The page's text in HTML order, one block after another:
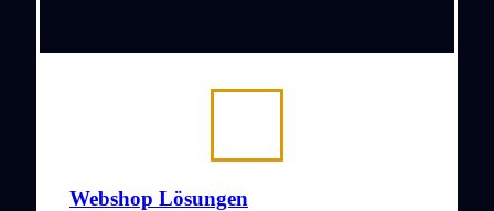
Webshop Lösungen